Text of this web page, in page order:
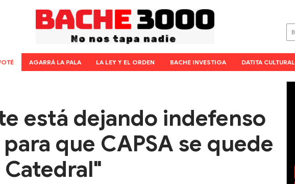
AGARRÁ LA PALA LA LEY Y EL ORDEN BACHE INVESTIGA DATITA CULTURAL
está dejando indefenso
que CAPSA se quede